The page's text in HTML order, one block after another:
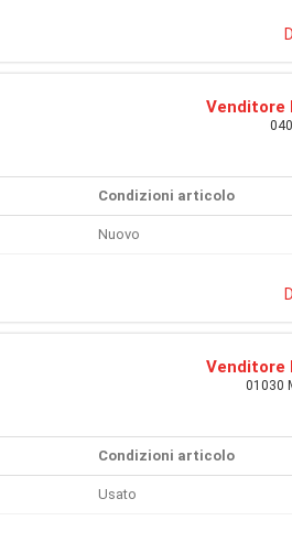
Venditore
Condizioni articolo
Nuovo
Venditore
01030
Condizioni articolo
Usato